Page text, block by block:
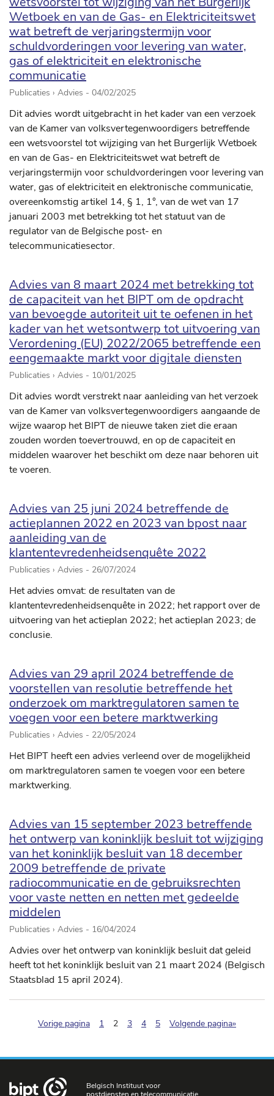
Wetboek en van de Gas- en Elektriciteitswet
wat betreft de verjaringstermijn voor
schuldvorderingen voor levering van water,
gas of elektriciteit en elektronische
communicatie
Publicaties › Advies - 04/02/2025
Dit advies wordt uitgebracht in het kader van een verzoek
van de Kamer van volksvertegenwoordigers betreffende
een wetsvoorstel tot wijziging van het Burgerlijk Wetboek
en van de Gas- en Elektriciteitswet wat betreft de
verjaringstermijn voor schuldvorderingen voor levering van
water, gas of elektriciteit en elektronische communicatie,
overeenkomstig artikel 14, § 1, 1°, van de wet van 17
januari 2003 met betrekking tot het statuut van de
regulator van de Belgische post- en
telecommunicatiesector.
Advies van 8 maart 2024 met betrekking tot
de capaciteit van het BIPT om de opdracht
van bevoegde autoriteit uit te oefenen in het
kader van het wetsontwerp tot uitvoering van
Verordening (EU) 2022/2065 betreffende een
eengemaakte markt voor digitale diensten
Publicaties › Advies - 10/01/2025
Dit advies wordt verstrekt naar aanleiding van het verzoek
van de Kamer van volksvertegenwoordigers aangaande de
wijze waarop het BIPT de nieuwe taken ziet die eraan
zouden worden toevertrouwd, en op de capaciteit en
middelen waarover het beschikt om deze naar behoren uit
te voeren.
Advies van 25 juni 2024 betreffende de
actieplannen 2022 en 2023 van bpost naar
aanleiding van de
klantentevredenheidsenquête 2022
Publicaties › Advies - 26/07/2024
Het advies omvat: de resultaten van de
klantentevredenheidsenquête in 2022; het rapport over de
uitvoering van het actieplan 2022; het actieplan 2023; de
conclusie.
Advies van 29 april 2024 betreffende de
voorstellen van resolutie betreffende het
onderzoek om marktregulatoren samen te
voegen voor een betere marktwerking
Publicaties › Advies - 22/05/2024
Het BIPT heeft een advies verleend over de mogelijkheid
om marktregulatoren samen te voegen voor een betere
marktwerking.
Advies van 15 september 2023 betreffende
het ontwerp van koninklijk besluit tot wijziging
van het koninklijk besluit van 18 december
2009 betreffende de private
radiocommunicatie en de gebruiksrechten
voor vaste netten en netten met gedeelde
middelen
Publicaties › Advies - 16/04/2024
Advies over het ontwerp van koninklijk besluit dat geleid
heeft tot het koninklijk besluit van 21 maart 2024 (Belgisch
Staatsblad 15 april 2024).
Vorige pagina 1 2(pagination.current)
3 4 5 Volgende pagina»
Belgisch Instituut voor